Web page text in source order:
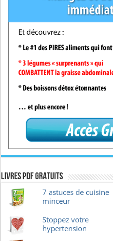
Livres pdf GRATUITS
7 astuces de cuisine
minceur
Stoppez votre
hypertension